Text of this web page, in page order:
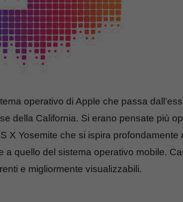
operativo di Apple che passa
della California. Si erano pensate più
X Yosemite che si ispira profondamente
a quello del sistema operativo mobile.
e migliormente visualizzabili.